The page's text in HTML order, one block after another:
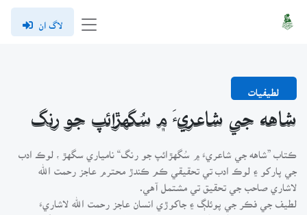
لاگ ان
لطيفيات
شاهه جي شاعريءَ ۾ سُگهڙائپ جو رنگ
ڪتاب ”شاهه جي شاعريءَ ۾ سُگهڙائپ جو رنگ“ نامياري سگهڙ ، لوڪ ادب
جي پارکو ۽ لوڪ ادب تي تحقيقي ڪم ڪندڙ محترم عاجز رحمت الله
لاشاري صاحب جي تحقيق تي مشتمل آهي.
لطيف جي فڪر جي پوئلڳ ۽ جاکوڙي انسان عاجز رحمت الله لاشاريءَ